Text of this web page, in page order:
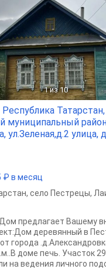
1 из 10
Татарстан,
муниципальный
ул.Зеленая,д.2 улица,
₽ в месяц
, село Пестрецы,
предлагает Вашему
деревянный в
города
доме печь. Участок
на ведения личного